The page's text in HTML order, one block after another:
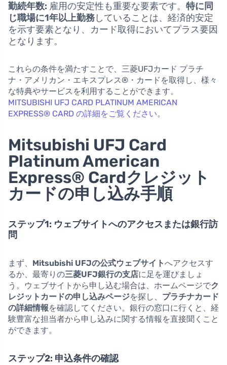
勤続年数: 雇用の安定性も重要な要素です。 特に同
じ職場に1年以上勤務していることは、経済的安定
を示す要素となり、カード取得においてプラス要因
となります。
これらの条件を満たすことで、三菱UFJカード プラチ
ナ・アメリカン・エキスプレス®・カードを取得し、様々
な特典やサービスを利用することができます。
MITSUBISHI UFJ CARD PLATINUM AMERICAN
EXPRESS® CARD の詳細をご覧ください。
Mitsubishi UFJ Card
Platinum American
Express® Cardクレジット
カードの申し込み手順
ステップ1: ウェブサイトへのアクセスまたは銀行訪
問
まず、 Mitsubishi UFJの公式ウェブサイトへアクセスす
るか、最寄りの三菱UFJ銀行の支店に足を運びましょ
う。ウェブサイトから申し込む場合は、ホームページでク
レジットカードの申し込みページを探し、 プラチナカード
の詳細情報を確認してください。銀行の窓口に行くと、経
験豊富な担当者から申し込みに関する情報を直接聞くこと
ができます。
ステップ2: 申込条件の確認